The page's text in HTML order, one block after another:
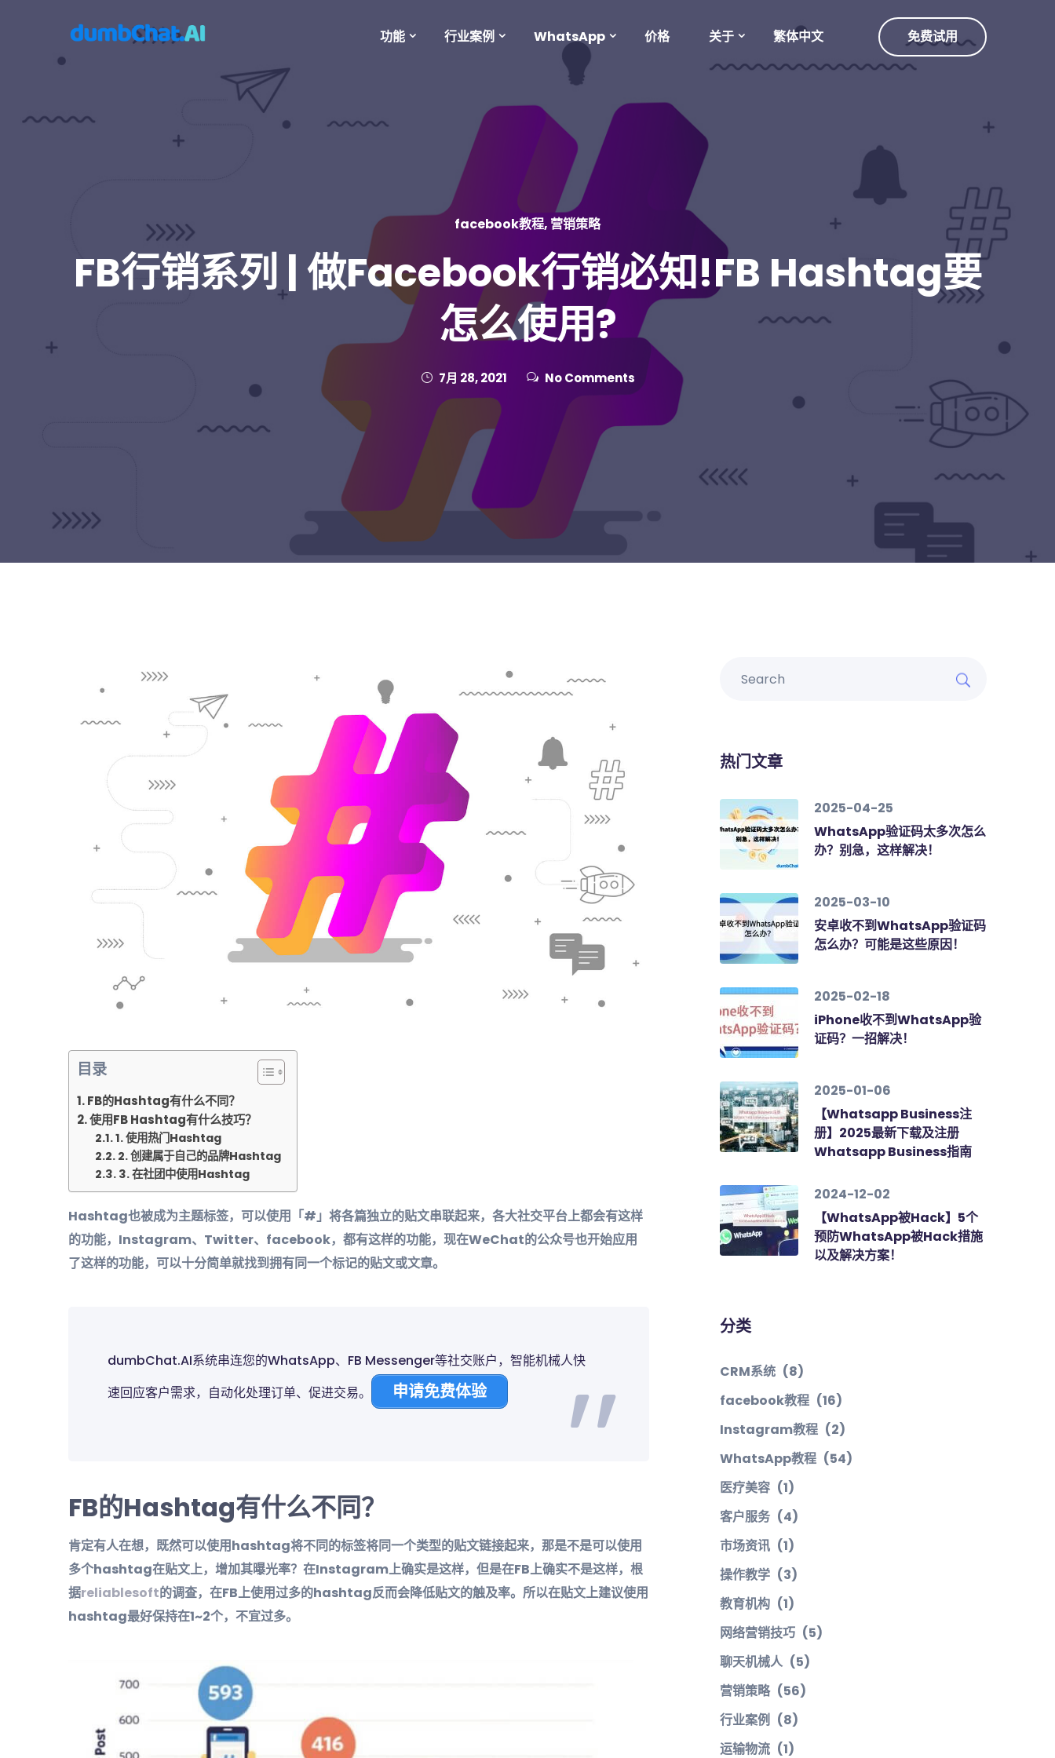
功能 行业案例 WhatsApp 价格 关于 繁体中文 免费试用
facebook教程, 营销策略
FB行销系列 | 做Facebook行销必知!FB Hashtag要
怎么使用?
7月 28, 2021 No Comments
目录
FB的Hashtag有什么不同？
使用FB Hashtag有什么技巧？
1. 使用热门Hashtag
2. 创建属于自己的品牌Hashtag
3. 在社团中使用Hashtag
Hashtag也被成为主题标签，可以使用「#」将各篇独立的贴文串联起来，各大社交平台上都会有这样
的功能，Instagram、Twitter、facebook，都有这样的功能，现在WeChat的公众号也开始应用
了这样的功能，可以十分简单就找到拥有同一个标记的贴文或文章。
dumbChat.AI系统串连您的WhatsApp、FB Messenger等社交账户，智能机械人快
速回应客户需求，自动化处理订单、促进交易。
申请免费体验
FB的Hashtag有什么不同？
肯定有人在想，既然可以使用hashtag将不同的标签将同一个类型的贴文链接起来，那是不是可以使用
多个hashtag在贴文上，增加其曝光率？在Instagram上确实是这样，但是在FB上确实不是这样，根
据reliablesoft的调查，在FB上使用过多的hashtag反而会降低贴文的触及率。所以在贴文上建议使用
hashtag最好保持在1~2个，不宜过多。
热门文章
2025-04-25
WhatsApp验证码太多次怎么
办？别急，这样解决！
2025-03-10
安卓收不到WhatsApp验证码
怎么办？可能是这些原因！
2025-02-18
iPhone收不到WhatsApp验
证码？一招解决！
2025-01-06
【Whatsapp Business注
册】2025最新下载及注册
Whatsapp Business指南
2024-12-02
【WhatsApp被Hack】5个
预防WhatsApp被Hack措施
以及解决方案！
分类
CRM系统 (8)
facebook教程 (16)
Instagram教程 (2)
WhatsApp教程 (54)
医疗美容 (1)
客户服务 (4)
市场资讯 (1)
操作教学 (3)
教育机构 (1)
网络营销技巧 (5)
聊天机械人 (5)
营销策略 (56)
行业案例 (8)
运输物流 (1)